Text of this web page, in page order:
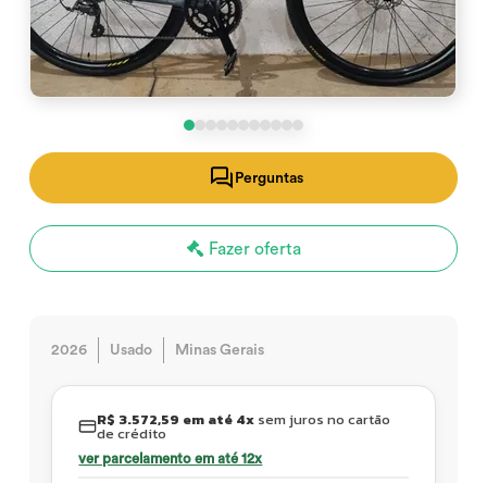
Perguntas
Fazer oferta
2026 Usado Minas Gerais
R$ 3.572,59 em até 4x sem juros no cartão
de crédito
ver parcelamento em até 12x